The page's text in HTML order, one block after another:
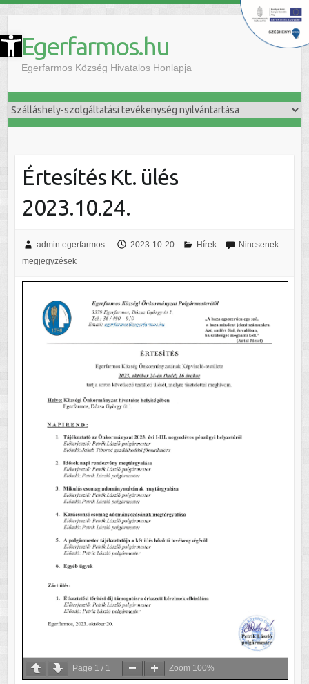
Eszköztár megnyitása Egerfarmos.hu
Egerfarmos Község Hivatalos Honlapja
Értesítés Kt. ülés
2023.10.24.
admin.egerfarmos 2023-10-20 Hírek
Nincsenek
megjegyzések
Page 1 / 1 Zoom 100%